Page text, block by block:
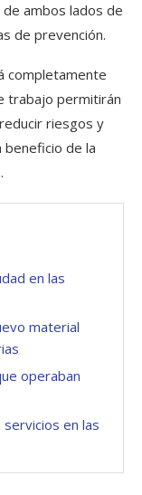
ambos lados de
de prevención.
completamente
trabajo permitirán
riesgos y
de la
en las
material
operaban
en las